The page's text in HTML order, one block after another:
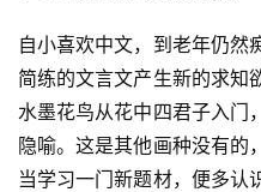
自小喜欢中文，到老年仍然
简练的文言文产生新的求知
水墨花鸟从花中四君子入门
隐喻。这是其他画种没有的
当学习一门新题材，便多认